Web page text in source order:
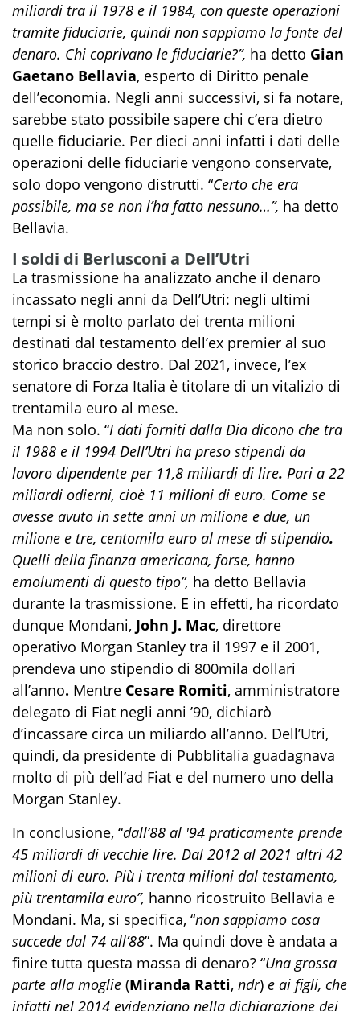
miliardi tra il 1978 e il 1984, con queste operazioni
tramite fiduciarie, quindi non sappiamo la fonte del
denaro. Chi coprivano le fiduciarie?”, ha detto Gian
Gaetano Bellavia, esperto di Diritto penale
dell’economia. Negli anni successivi, si fa notare,
sarebbe stato possibile sapere chi c’era dietro
quelle fiduciarie. Per dieci anni infatti i dati delle
operazioni delle fiduciarie vengono conservate,
solo dopo vengono distrutti. “Certo che era
possibile, ma se non l’ha fatto nessuno…”, ha detto
Bellavia.
I soldi di Berlusconi a Dell’Utri
La trasmissione ha analizzato anche il denaro
incassato negli anni da Dell’Utri: negli ultimi
tempi si è molto parlato dei trenta milioni
destinati dal testamento dell’ex premier al suo
storico braccio destro. Dal 2021, invece, l’ex
senatore di Forza Italia è titolare di un vitalizio di
trentamila euro al mese.
Ma non solo. “I dati forniti dalla Dia dicono che tra
il 1988 e il 1994 Dell’Utri ha preso stipendi da
lavoro dipendente per 11,8 miliardi di lire. Pari a 22
miliardi odierni, cioè 11 milioni di euro. Come se
avesse avuto in sette anni un milione e due, un
milione e tre, centomila euro al mese di stipendio.
Quelli della finanza americana, forse, hanno
emolumenti di questo tipo”, ha detto Bellavia
durante la trasmissione. E in effetti, ha ricordato
dunque Mondani, John J. Mac, direttore
operativo Morgan Stanley tra il 1997 e il 2001,
prendeva uno stipendio di 800mila dollari
all’anno. Mentre Cesare Romiti, amministratore
delegato di Fiat negli anni ’90, dichiarò
d’incassare circa un miliardo all’anno. Dell’Utri,
quindi, da presidente di Pubblitalia guadagnava
molto di più dell’ad Fiat e del numero uno della
Morgan Stanley.
In conclusione, “dall’88 al '94 praticamente prende
45 miliardi di vecchie lire. Dal 2012 al 2021 altri 42
milioni di euro. Più i trenta milioni dal testamento,
più trentamila euro”, hanno ricostruito Bellavia e
Mondani. Ma, si specifica, “non sappiamo cosa
succede dal 74 all’88”. Ma quindi dove è andata a
finire tutta questa massa di denaro? “Una grossa
parte alla moglie (Miranda Ratti, ndr) e ai figli, che
infatti nel 2014 evidenziano nella dichiarazione dei